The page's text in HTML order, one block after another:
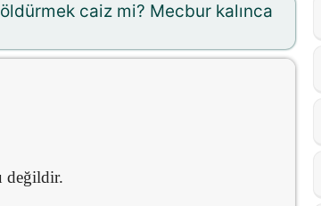
caiz mi? Mecbur kalınca
değildir.